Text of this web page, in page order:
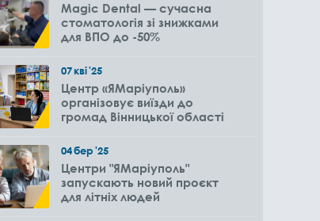
Magic Dental — сучасна
стоматологія зі знижками
для ВПО до -50%
07кві'25
Центр «ЯМаріуполь»
організовує виїзди до
громад Вінницької області
04бер'25
Центри "ЯМаріуполь"
запускають новий проєкт
для літніх людей